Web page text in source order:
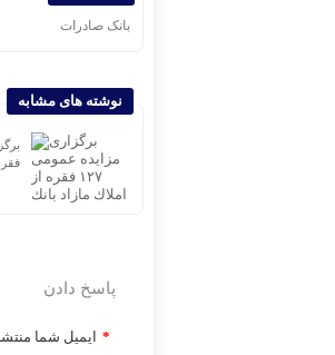
بانک صادرات
نوشته های مشابه
پیام تبریک
سینا به مناسبت
پاسخ دادن
ایمیل شما *